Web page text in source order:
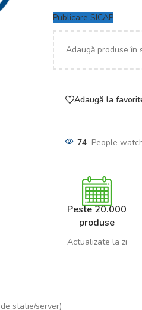
Publicare SICAP
Adaugă produse în
Adaugă la
74 People
Peste 20.000
produse
Actualizate la zi
statie/server)